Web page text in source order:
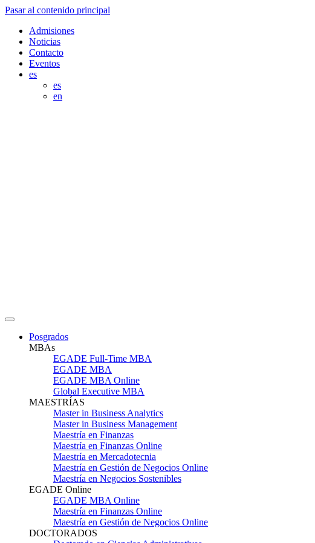
Pasar al contenido principal
Admisiones
Noticias
Contacto
Eventos
es
es
en
Posgrados
MBAs
EGADE Full-Time MBA
EGADE MBA
EGADE MBA Online
Global Executive MBA
MAESTRÍAS
Master in Business Analytics
Master in Business Management
Maestría en Finanzas
Maestría en Finanzas Online
Maestría en Mercadotecnia
Maestría en Gestión de Negocios Online
Maestría en Negocios Sostenibles
EGADE Online
EGADE MBA Online
Maestría en Finanzas Online
Maestría en Gestión de Negocios Online
DOCTORADOS